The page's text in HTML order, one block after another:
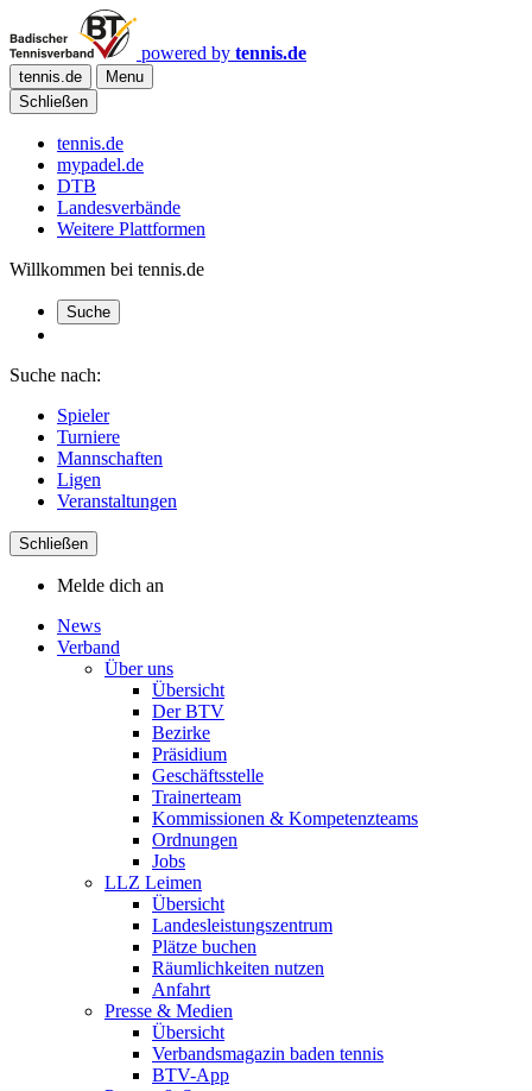
powered by tennis.de
tennis.de
Menu
Schließen
tennis.de
mypadel.de
DTB
Landesverbände
Weitere Plattformen
Willkommen bei tennis.de
Suche
Suche nach:
Spieler
Turniere
Mannschaften
Ligen
Veranstaltungen
Schließen
Melde dich an
News
Verband
Über uns
Übersicht
Der BTV
Bezirke
Präsidium
Geschäftsstelle
Trainerteam
Kommissionen & Kompetenzteams
Ordnungen
Jobs
LLZ Leimen
Übersicht
Landesleistungszentrum
Plätze buchen
Räumlichkeiten nutzen
Anfahrt
Presse & Medien
Übersicht
Verbandsmagazin baden tennis
BTV-App